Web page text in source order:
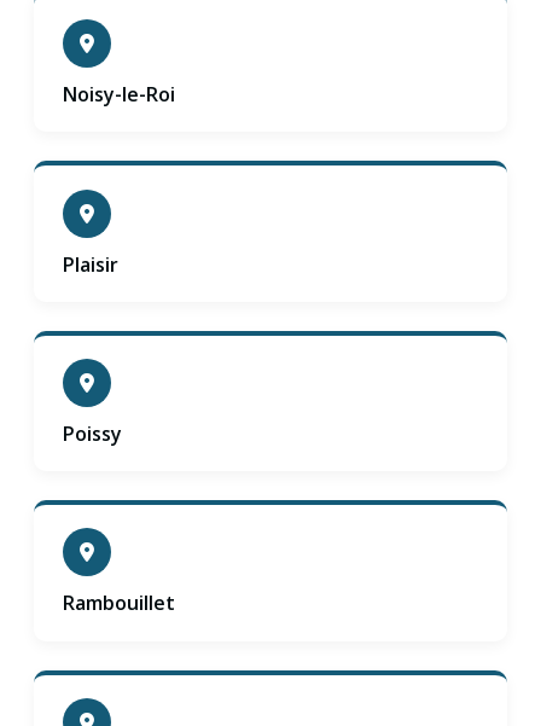
Noisy-le-Roi
Plaisir
Poissy
Rambouillet